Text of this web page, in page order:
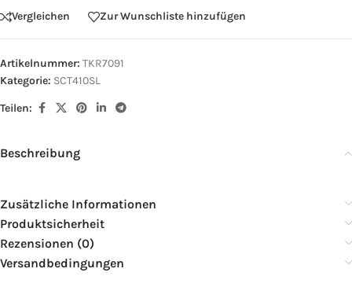
Vergleichen Zur Wunschliste hinzufügen
Artikelnummer: TKR7091
Kategorie: SCT410SL
Teilen:
Beschreibung
Zusätzliche Informationen
Produktsicherheit
Rezensionen (0)
Versandbedingungen